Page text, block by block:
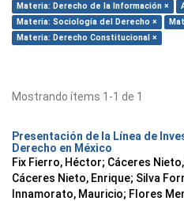
Materia: Derecho de la Información ×
Materia: Sociología del Derecho ×
Materia: Derecho Constitucional ×
Mostrando ítems 1-1 de 1
Presentación de la Línea de
Derecho en México
Fix Fierro, Héctor; Cáceres
Cáceres Nieto, Enrique; Silva
Innamorato, Mauricio; Flores